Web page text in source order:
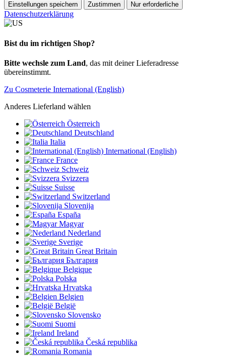
Einstellungen speichern Zustimmen Nur erforderliche
Datenschutzerklärung
Bist du im richtigen Shop?
Bitte wechsle zum Land, das mit deiner Lieferadresse
übereinstimmt.
Zu Cosmeterie International (English)
Anderes Lieferland wählen
Österreich
Deutschland
Italia
International (English)
France
Schweiz
Svizzera
Suisse
Switzerland
Slovenija
España
Magyar
Nederland
Sverige
Great Britain
България
Belgique
Polska
Hrvatska
Belgien
België
Slovensko
Suomi
Ireland
Česká republika
Romania